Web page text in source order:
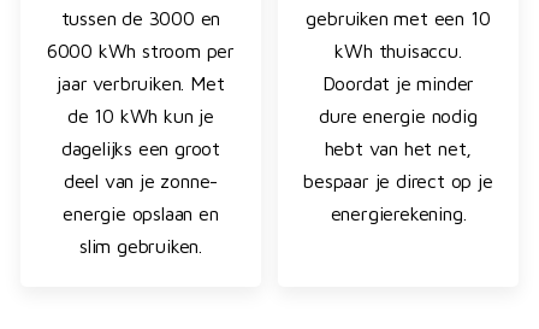
tussen de 3000 en
6000 kWh stroom per
jaar verbruiken. Met
de 10 kWh kun je
dagelijks een groot
deel van je zonne-
energie opslaan en
slim gebruiken.
gebruiken met een 10
kWh thuisaccu.
Doordat je minder
dure energie nodig
hebt van het net,
bespaar je direct op je
energierekening.